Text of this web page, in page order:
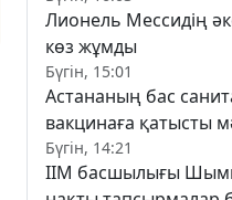
Лионель Мессидің
көз жұмды
Бүгін, 15:01
Астананың бас
вакцинаға қатысты
Бүгін, 14:21
ІІМ басшылығы